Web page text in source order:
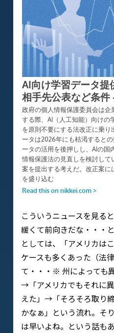
こういうニュースを見る
緩くて前向きだな・・・
としては、「アメリカは
ケースも多くあった（法
て・・・※ 州によっても
→「アメリカでもそれに
えた」→「そろそろ取り
かなぁ」という流れ。そ
は早いよね。という話も